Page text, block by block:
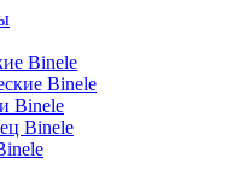
Binele
Binele
Binele
Binele